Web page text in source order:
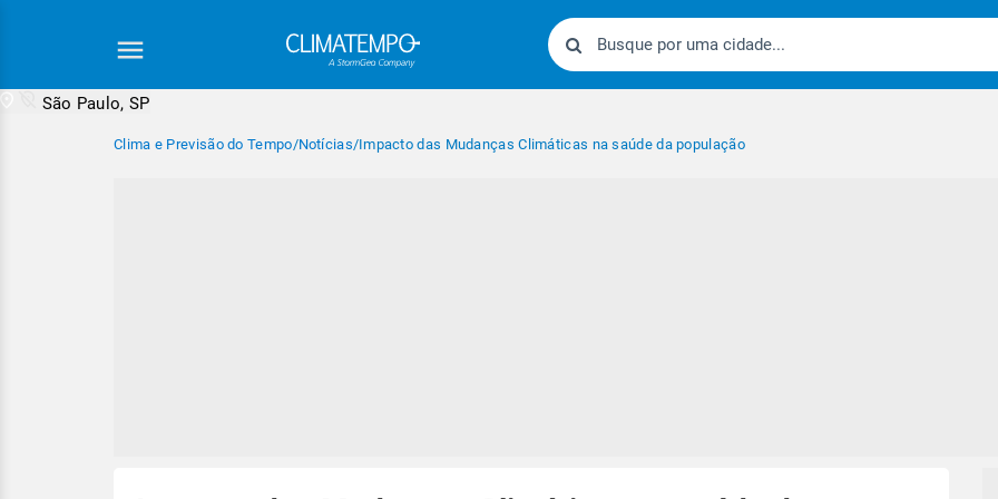
São Paulo, SP
Clima e Previsão do Tempo/Notícias/Impacto das Mudanças Climáticas na saúde da população